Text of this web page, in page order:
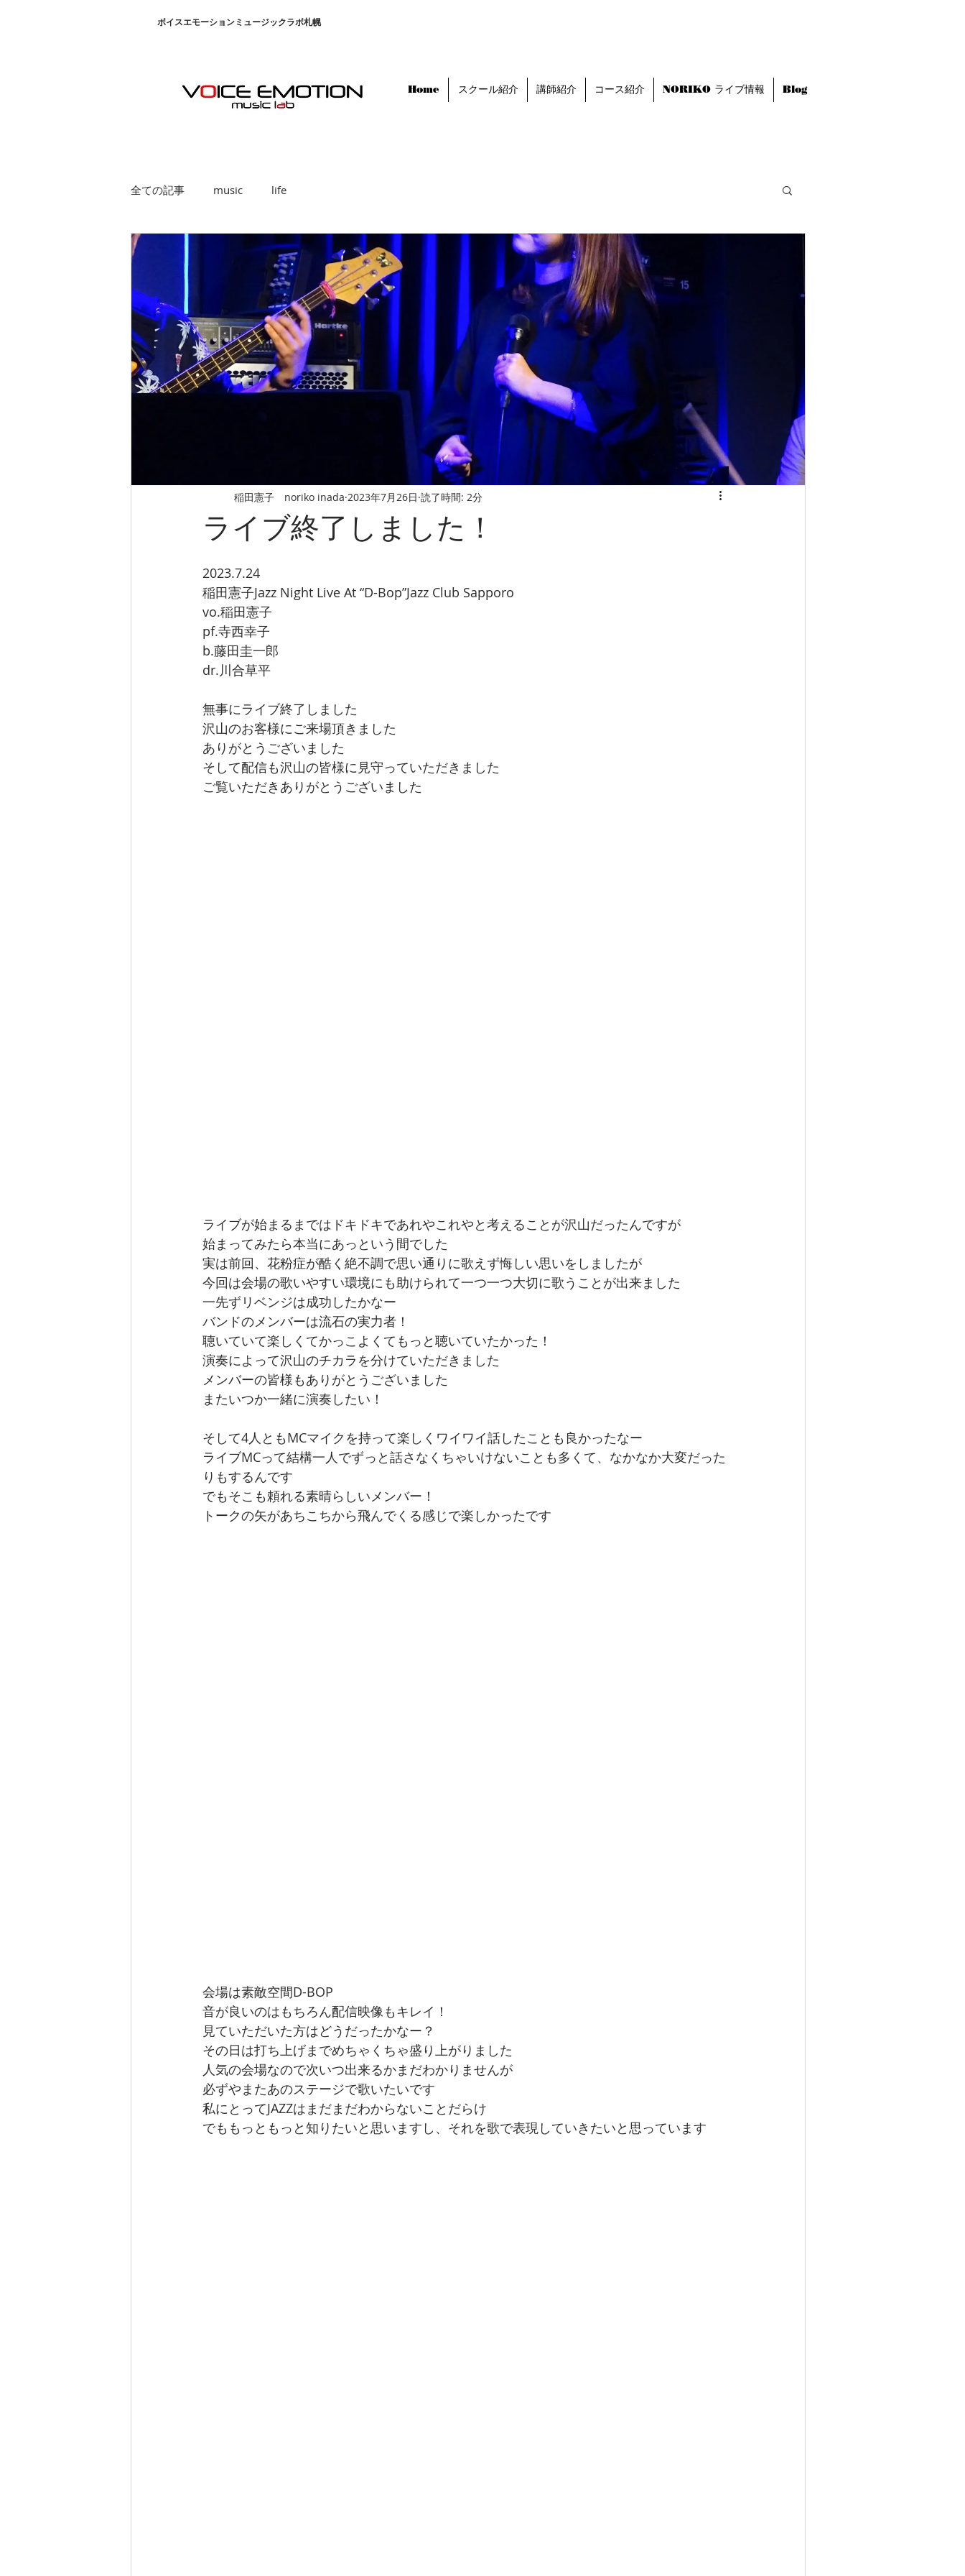
​ボイスエモーションミュージックラボ札幌
Home スクール紹介 講師紹介 コース紹介 NORIKO ライブ情報 Blog
全ての記事 music life
ライブ終了しました！
稲田憲子 noriko inada 2023年7月26日 読了時間: 2分
2023.7.24
稲田憲子Jazz Night Live At “D-Bop”Jazz Club Sapporo
vo.稲田憲子
pf.寺西幸子
b.藤田圭一郎
dr.川合草平
無事にライブ終了しました
沢山のお客様にご来場頂きました
ありがとうございました
そして配信も沢山の皆様に見守っていただきました
ご覧いただきありがとうございました
ライブが始まるまではドキドキであれやこれやと考えることが沢山だったんですが
始まってみたら本当にあっという間でした
実は前回、花粉症が酷く絶不調で思い通りに歌えず悔しい思いをしましたが
今回は会場の歌いやすい環境にも助けられて一つ一つ大切に歌うことが出来ました
一先ずリベンジは成功したかなー
バンドのメンバーは流石の実力者！
聴いていて楽しくてかっこよくてもっと聴いていたかった！
演奏によって沢山のチカラを分けていただきました
メンバーの皆様もありがとうございました
またいつか一緒に演奏したい！
そして4人ともMCマイクを持って楽しくワイワイ話したことも良かったなー
ライブMCって結構一人でずっと話さなくちゃいけないことも多くて、なかなか大変だった
りもするんです
でもそこも頼れる素晴らしいメンバー！
トークの矢があちこちから飛んでくる感じで楽しかったです
会場は素敵空間D-BOP
音が良いのはもちろん配信映像もキレイ！
見ていただいた方はどうだったかなー？
その日は打ち上げまでめちゃくちゃ盛り上がりました
人気の会場なので次いつ出来るかまだわかりませんが
必ずやまたあのステージで歌いたいです
私にとってJAZZはまだまだわからないことだらけ
でももっともっと知りたいと思いますし、それを歌で表現していきたいと思っています